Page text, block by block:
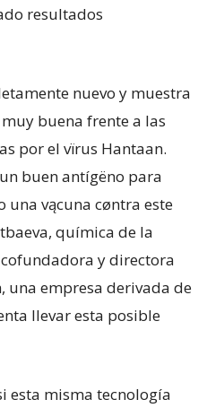
resultados
nuevo y muestra
buena frente a las
por el vïrus Hantaan.
buen antígëno para
vącuna cøntra este
química de la
y directora
una empresa derivada de
llevar esta posible
esta misma tecnología